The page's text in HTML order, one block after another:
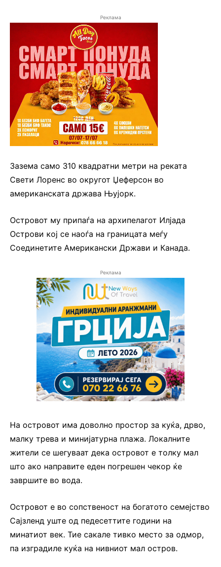
Реклама
Зазема само 310 квадратни метри на реката
Свети Лоренс во округот Џеферсон во
американската држава Њујорк.
Островот му припаѓа на архипелагот Илјада
Острови кој се наоѓа на границата меѓу
Соединетите Американски Држави и Канада.
Реклама
На островот има доволно простор за куќа, дрво,
малку трева и минијатурна плажа. Локалните
жители се шегуваат дека островот е толку мал
што ако направите еден погрешен чекор ќе
завршите во вода.
Островот е во сопственост на богатото семејство
Сајзленд уште од педесеттите години на
минатиот век. Тие сакале тивко место за одмор,
па изградиле куќа на нивниот мал остров.